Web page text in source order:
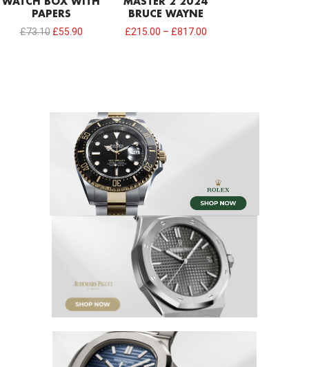
PAPERS
£73.10 £55.90
BRUCE WAYNE
£215.00 – £817.00